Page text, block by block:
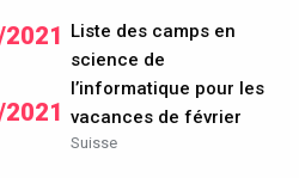
Liste des camps en
science de
l’informatique pour les
vacances de février
Suisse